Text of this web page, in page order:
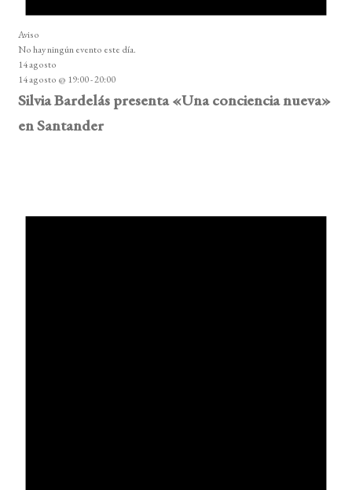
Aviso
No hay ningún evento este día.
14 agosto
14 agosto @ 19:00-20:00
Silvia Bardelás presenta «Una conciencia nueva»
en Santander